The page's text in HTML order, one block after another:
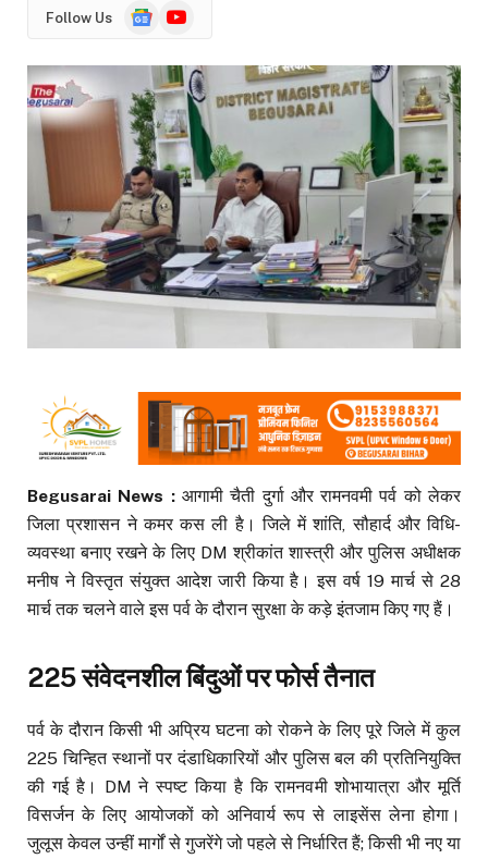
Follow Us
GoogleYouTube
Begusarai News : आगामी चैती दुर्गा और रामनवमी पर्व को लेकर
जिला प्रशासन ने कमर कस ली है। जिले में शांति, सौहार्द और विधि-
व्यवस्था बनाए रखने के लिए DM श्रीकांत शास्त्री और पुलिस अधीक्षक
मनीष ने विस्तृत संयुक्त आदेश जारी किया है। इस वर्ष 19 मार्च से 28
मार्च तक चलने वाले इस पर्व के दौरान सुरक्षा के कड़े इंतजाम किए गए हैं।
225 संवेदनशील बिंदुओं पर फोर्स तैनात
पर्व के दौरान किसी भी अप्रिय घटना को रोकने के लिए पूरे जिले में कुल
225 चिन्हित स्थानों पर दंडाधिकारियों और पुलिस बल की प्रतिनियुक्ति
की गई है। DM ने स्पष्ट किया है कि रामनवमी शोभायात्रा और मूर्ति
विसर्जन के लिए आयोजकों को अनिवार्य रूप से लाइसेंस लेना होगा।
जुलूस केवल उन्हीं मार्गों से गुजरेंगे जो पहले से निर्धारित हैं; किसी भी नए या